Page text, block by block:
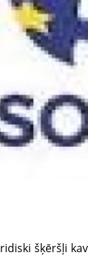
šķēršļi